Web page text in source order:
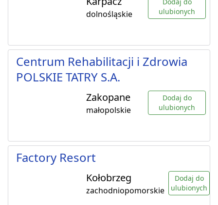
dolnośląskie
ulubionych
Centrum Rehabilitacji i Zdrowia
POLSKIE TATRY S.A.
Zakopane
małopolskie
Dodaj do
ulubionych
Factory Resort
Kołobrzeg
zachodniopomorskie
Dodaj do
ulubionych